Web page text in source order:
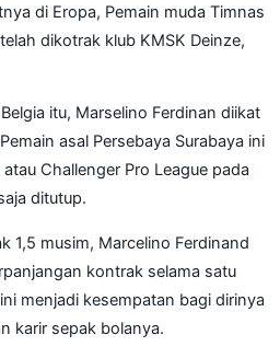
di Eropa, Pemain muda Timnas
dikotrak klub KMSK Deinze,
itu, Marselino Ferdinan diikat
asal Persebaya Surabaya ini
Challenger Pro League pada
ditutup.
1,5 musim, Marcelino Ferdinand
kontrak selama satu
menjadi kesempatan bagi dirinya
karir sepak bolanya.